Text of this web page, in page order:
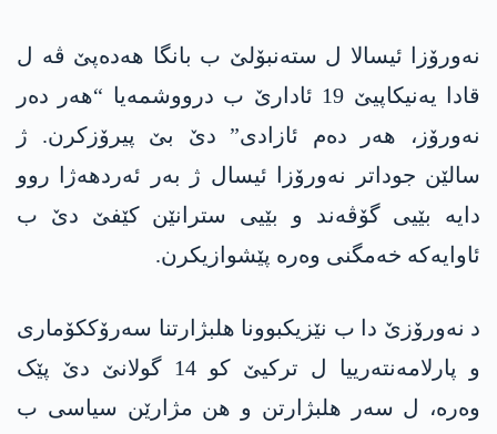
نەورۆزا ئیسالا ل ستەنبۆلێ ب بانگا ھەدەپێ ڤە ل
قادا یەنیکاپیێ 19 ئادارێ ب درووشمەیا “ھەر دەر
نەورۆز، ھەر دەم ئازادی” دێ بێ پیرۆزکرن. ژ
سالێن جوداتر نەورۆزا ئیسال ژ بەر ئەردھەژا روو
دایە بێیی گۆڤەند و بێیی سترانێن کێفێ دێ ب
ئاوایەکە خەمگنی وەرە پێشوازیکرن.
د نەورۆزێ دا ب نێزیکبوونا ھلبژارتنا سەرۆککۆماری
و پارلامەنتەرییا ل ترکیێ کو 14 گولانێ دێ پێک
وەرە، ل سەر ھلبژارتن و ھن مژارێن سیاسی ب